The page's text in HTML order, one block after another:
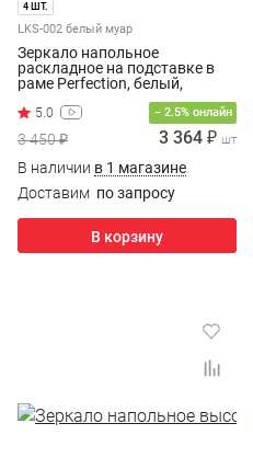
4 ШТ.
LKS-002 белый муар
Зеркало напольное
раскладное на подставке в
раме Perfection, белый,
− 2.5% онлайн
3 450 ₽ 3 364 ₽ шт
В наличии в 1 магазине
Доставим по запросу
В корзину